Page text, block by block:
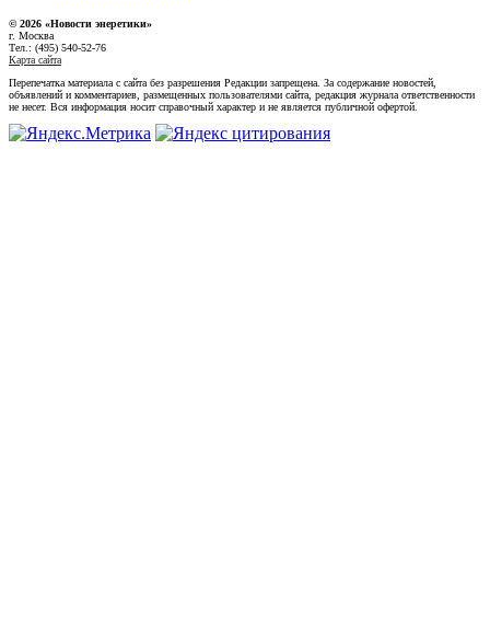
© 2026 «Новости энеретики»
г. Москва
Тел.: (495) 540-52-76
Карта сайта
Перепечатка материала с сайта без разрешения Редакции запрещена. За содержание новостей,
объявлений и комментариев, размещенных пользователями сайта, редакция журнала ответственности
не несет. Вся информация носит справочный характер и не является публичной офертой.